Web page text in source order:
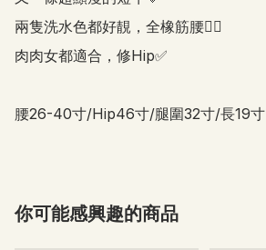
兩隻洗水色都好靚，全橡筋腰👍🏻
肉肉女都適合，修Hip✅
腰26-40寸/Hip46寸/腿圍32寸/長19寸
你可能感興趣的商品